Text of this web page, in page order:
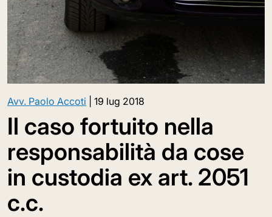
Avv. Paolo Accoti 19 lug 2018
Il caso fortuito nella
responsabilità da cose
in custodia ex art. 2051
c.c.